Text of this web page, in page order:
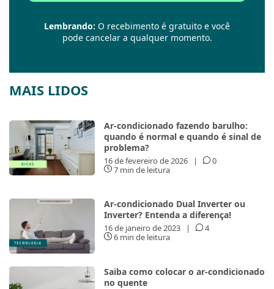
Lembrando: O recebimento é gratuito e você
pode cancelar a qualquer momento.
MAIS LIDOS
Ar-condicionado fazendo barulho:
quando é normal e quando é sinal de
problema?
16 de fevereiro de 2026 |
0
7 min de leitura
Ar-condicionado Dual Inverter ou
Inverter? Entenda a diferença!
16 de janeiro de 2023 |
4
6 min de leitura
Saiba como colocar o ar-condicionado
no quente